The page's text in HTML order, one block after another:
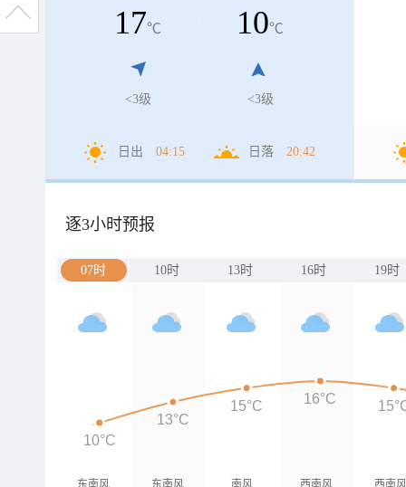
17℃
<3级
10℃
<3级
日出 04:15 日落 20:42
逐3小时预报
07时 10时 13时 16时 19时
东南风 东南风 南风 西南风 西南
10°C
13°C
15°C 16°C